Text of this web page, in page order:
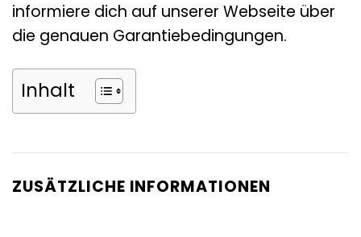
informiere dich auf unserer Webseite über
die genauen Garantiebedingungen.
Inhalt
ZUSÄTZLICHE INFORMATIONEN